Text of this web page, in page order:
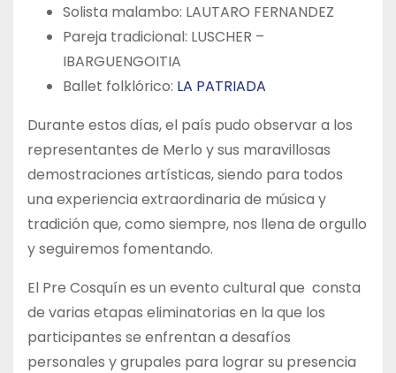
Solista malambo: LAUTARO FERNANDEZ
Pareja tradicional: LUSCHER –
IBARGUENGOITIA
Ballet folklórico: LA PATRIADA
Durante estos días, el país pudo observar a los
representantes de Merlo y sus maravillosas
demostraciones artísticas, siendo para todos
una experiencia extraordinaria de música y
tradición que, como siempre, nos llena de orgullo
y seguiremos fomentando.
El Pre Cosquín es un evento cultural que consta
de varias etapas eliminatorias en la que los
participantes se enfrentan a desafíos
personales y grupales para lograr su presencia